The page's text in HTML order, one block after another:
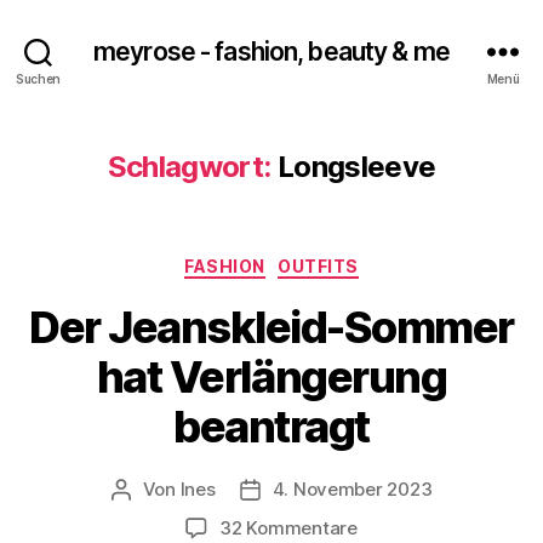
Suchen
meyrose - fashion, beauty & me
Menü
Schlagwort: Longsleeve
Kategorien
FASHION OUTFITS
Der Jeanskleid-Sommer
hat Verlängerung
beantragt
Beitragsautor
Von Ines Veröffentlichungsdatum
4. November 2023
32 Kommentarezu